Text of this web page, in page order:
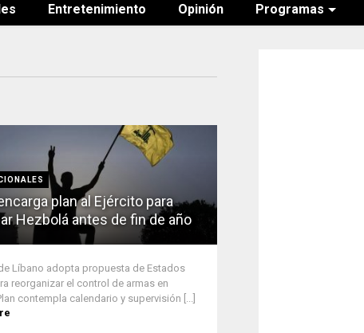
Entretenimiento Opinión Programas
plan al Ejército para
Hezbolá antes de fin de año
Líbano adopta propuesta de Estados
reorganizar el control de armas en
contempla calendario y supervisión [...]